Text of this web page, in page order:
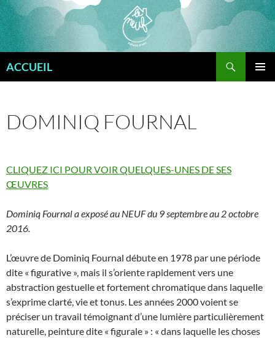
Aller
au
contenu
ACCUEIL
DOMINIQ FOURNAL
CLIQUEZ ICI POUR VOIR QUELQUES-UNES DE SES
ŒUVRES
Dominiq Fournal a exposé au NEUF du 9 septembre au 2 octobre
2016.
L’œuvre de Dominiq Fournal débute en 1978 par une période
dite « figurative », mais il s’oriente rapidement vers une
abstraction gestuelle et fortement chromatique dans laquelle
s’exprime clarté, vie et tonus. Les années 2000 voient se
préciser un travail témoignant d’une lumière particulièrement
naturelle, peinture dite « figurale » : « dans laquelle les choses